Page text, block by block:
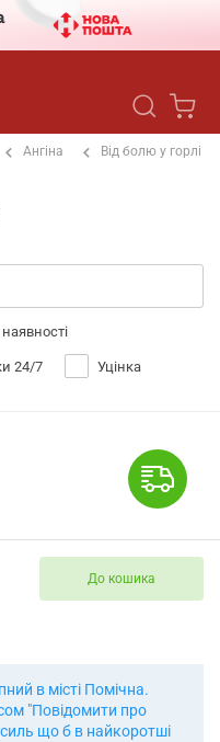
Ангіна Від болю у горлі
24/7 Уцінка
До кошика
в місті Помічна.
"Повідомити про
що б в найкоротші